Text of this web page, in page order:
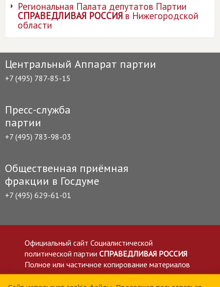
Региональная Палата депутатов Партии
СПРАВЕДЛИВАЯ РОССИЯв Нижегородской
области
Центральный Аппарат партии
+7 (495) 787-85-15
Пресс-служба
партии
+7 (495) 783-98-03
Общественная приёмная
фракции в Госдуме
+7 (495) 629-61-01
Официальный сайт Социалистической
политической партии СПРАВЕДЛИВАЯ РОССИЯ
Полное или частичное копирование материалов
приветствуется со ссылкой на сайт spravedlivo.ru